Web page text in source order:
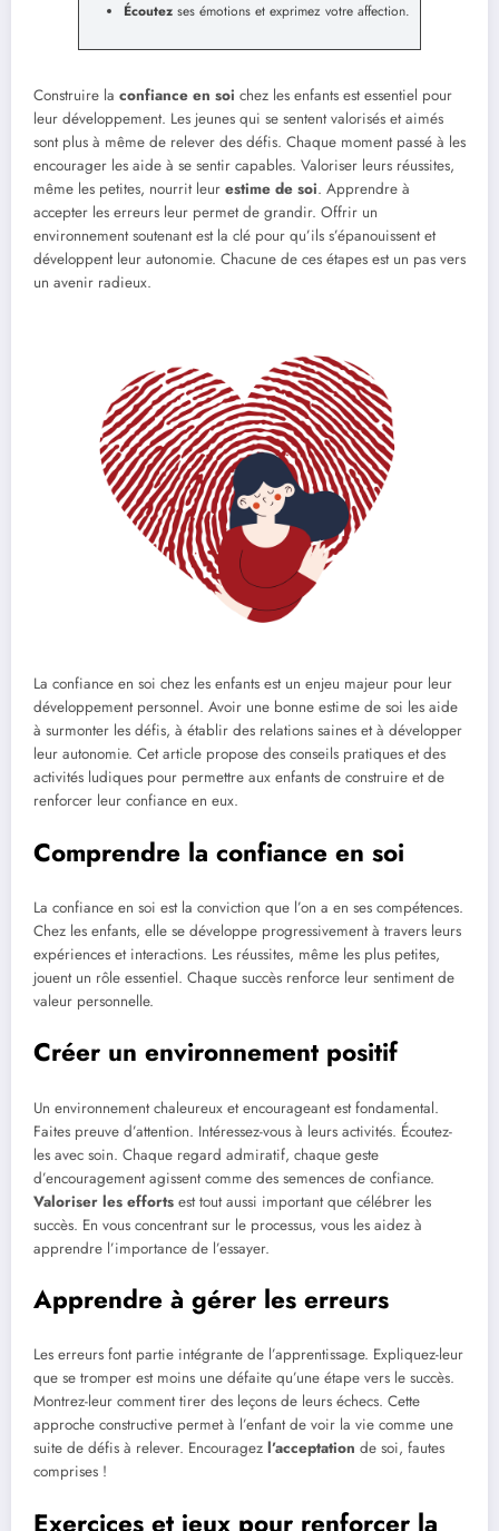
Écoutez ses émotions et exprimez votre affection.
Construire la confiance en soi chez les enfants est essentiel pour
leur développement. Les jeunes qui se sentent valorisés et aimés
sont plus à même de relever des défis. Chaque moment passé à les
encourager les aide à se sentir capables. Valoriser leurs réussites,
même les petites, nourrit leur estime de soi. Apprendre à
accepter les erreurs leur permet de grandir. Offrir un
environnement soutenant est la clé pour qu’ils s’épanouissent et
développent leur autonomie. Chacune de ces étapes est un pas vers
un avenir radieux.
La confiance en soi chez les enfants est un enjeu majeur pour leur
développement personnel. Avoir une bonne estime de soi les aide
à surmonter les défis, à établir des relations saines et à développer
leur autonomie. Cet article propose des conseils pratiques et des
activités ludiques pour permettre aux enfants de construire et de
renforcer leur confiance en eux.
Comprendre la confiance en soi
La confiance en soi est la conviction que l’on a en ses compétences.
Chez les enfants, elle se développe progressivement à travers leurs
expériences et interactions. Les réussites, même les plus petites,
jouent un rôle essentiel. Chaque succès renforce leur sentiment de
valeur personnelle.
Créer un environnement positif
Un environnement chaleureux et encourageant est fondamental.
Faites preuve d’attention. Intéressez-vous à leurs activités. Écoutez-
les avec soin. Chaque regard admiratif, chaque geste
d’encouragement agissent comme des semences de confiance.
Valoriser les efforts est tout aussi important que célébrer les
succès. En vous concentrant sur le processus, vous les aidez à
apprendre l’importance de l’essayer.
Apprendre à gérer les erreurs
Les erreurs font partie intégrante de l’apprentissage. Expliquez-leur
que se tromper est moins une défaite qu’une étape vers le succès.
Montrez-leur comment tirer des leçons de leurs échecs. Cette
approche constructive permet à l’enfant de voir la vie comme une
suite de défis à relever. Encouragez l’acceptation de soi, fautes
comprises !
Exercices et jeux pour renforcer la